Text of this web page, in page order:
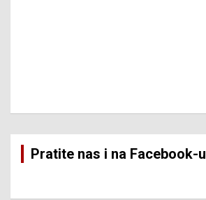
Pratite nas i na Facebook-u